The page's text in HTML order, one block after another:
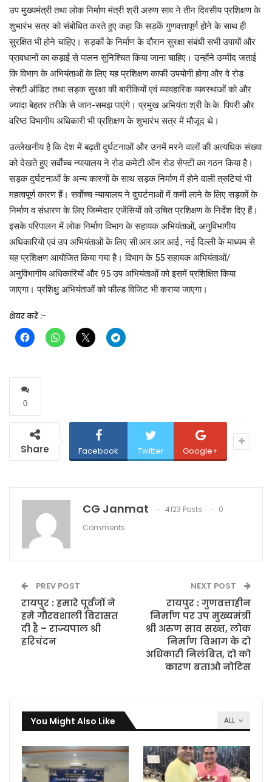
उप मुख्यमंत्री तथा लोक निर्माण मंत्री श्री अरुण साव ने तीन दिवसीय प्रशिक्षण के
शुभारंभ सत्र को संबोधित करते हुए कहा कि सड़कें गुणवत्तापूर्ण होने के साथ ही
सुरक्षित भी होने चाहिए। सड़कों के निर्माण के दौरान सुरक्षा संबंधी सभी उपायों और
प्रावधानों का कड़ाई से पालन सुनिश्चित किया जाना चाहिए। उन्होंने उम्मीद जताई
कि विभाग के अभियंताओं के लिए यह प्रशिक्षण काफी उपयोगी होगा और वे रोड
सेफ्टी ऑडिट तथा सड़क सुरक्षा की बारीकियों एवं व्यावहारिक व्यवस्थाओं को और
ज्यादा बेहतर तरीके से जान-समझ पाएंगे। प्रमुख अभियंता श्री के.के. पिपरी और
वरिष्ठ विभागीय अधिकारी भी प्रशिक्षण के शुभारंभ सत्र में मौजूद थे।
उल्लेखनीय है कि देश में बढ़ती दुर्घटनाओं और उनमें मरने वालों की अत्यधिक संख्या
को देखते हुए सर्वाेच्च न्यायालय ने रोड कमेटी ऑन रोड सेफ्टी का गठन किया है।
सड़क दुर्घटनाओं के अन्य कारणों के साथ सड़क निर्माण में होने वाली त्रुटियां भी
महत्वपूर्ण कारण हैं। सर्वाेच्च न्यायालय ने दुघर्टनाओं में कमी लाने के लिए सड़कों के
निर्माण व संधारण के लिए जिम्मेदार एजेंसियों को उचित प्रशिक्षण के निर्देश दिए हैं।
इसके परिपालन में लोक निर्माण विभाग के सहायक अभियंताओं, अनुविभागीय
अधिकारियों एवं उप अभियंताओं के लिए सी.आर.आर.आई., नई दिल्ली के माध्यम से
यह प्रशिक्षण आयोजित किया गया है। विभाग के 55 सहायक अभियंताओं/
अनुविभागीय अधिकारियों और 95 उप अभियंताओं को इसमें प्रशिक्षित किया
जाएगा। प्रशिक्षु अभियंताओं को फील्ड विजिट भी कराया जाएगा।
शेयर करें :-
0
Share Facebook Twitter Google+
CG Janmat 4123 Posts
0
Comments
PREV POST
रायपुर : हमारे पूर्वजों ने
हमे गौरवशाली विरासत
दी है – राज्यपाल श्री
हरिचंदन
NEXT POST
रायपुर : गुणवत्ताहीन
निर्माण पर उप मुख्यमंत्री
श्री अरुण साव सख्त, लोक
निर्माण विभाग के दो
अधिकारी निलंबित, दो को
कारण बताओ नोटिस
ALL
You Might Also Like